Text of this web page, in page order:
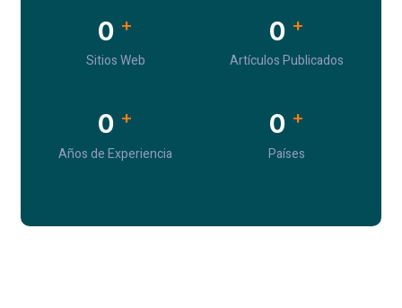
0 +
Sitios Web
0 +
Artículos Publicados
0 +
Años de Experiencia
0 +
Países